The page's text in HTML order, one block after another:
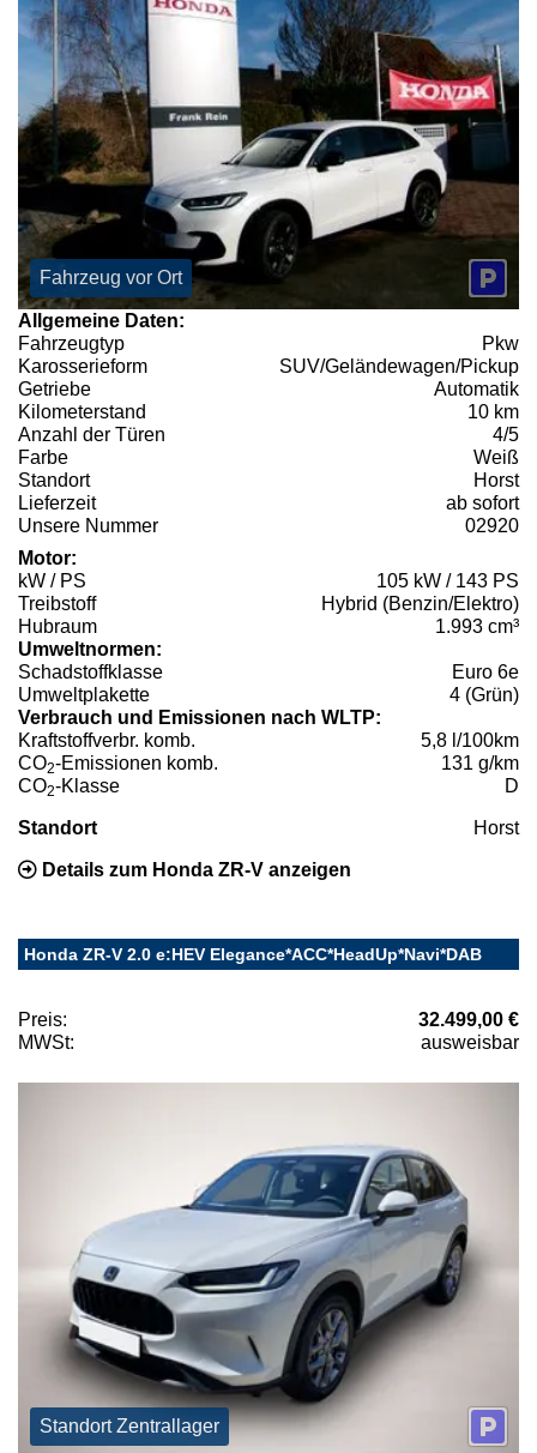
Fahrzeug vor Ort
Allgemeine Daten:
Fahrzeugtyp
Pkw
Karosserieform
SUV/Geländewagen/Pickup
Getriebe
Automatik
Kilometerstand
10 km
Anzahl der Türen
4/5
Farbe
Weiß
Standort
Horst
Lieferzeit
ab sofort
Unsere Nummer
02920
Motor:
kW / PS
105 kW / 143 PS
Treibstoff
Hybrid (Benzin/Elektro)
Hubraum
1.993 cm³
Umweltnormen:
Schadstoffklasse
Euro 6e
Umweltplakette
4 (Grün)
Verbrauch und Emissionen nach WLTP:
Kraftstoffverbr. komb.
5,8 l/100km
CO2-Emissionen komb.
131 g/km
CO2-Klasse D
Standort Horst
Details zum Honda ZR-V anzeigen
Honda ZR-V 2.0 e:HEV Elegance*ACC*HeadUp*Navi*DAB
Preis:
32.499,00 €
MWSt:
ausweisbar
Standort Zentrallager